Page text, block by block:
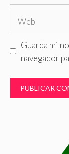
Web
Guarda mi
navegador